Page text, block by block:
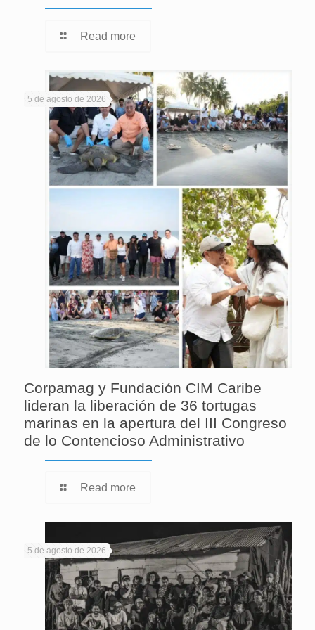
Read more
5 de agosto de 2026
Corpamag y Fundación CIM Caribe
lideran la liberación de 36 tortugas
marinas en la apertura del III Congreso
de lo Contencioso Administrativo
Read more
5 de agosto de 2026